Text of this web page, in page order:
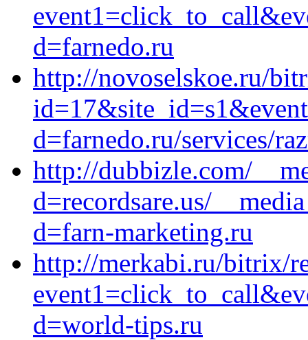
d=farnedo.ru
http://novoselskoe.ru/
d=farnedo.ru/services/
http://dubbizle.com/
d=recordsare.us/
d=farn-marketing.ru
http://merkabi.ru/bitrix/
d=world-tips.ru